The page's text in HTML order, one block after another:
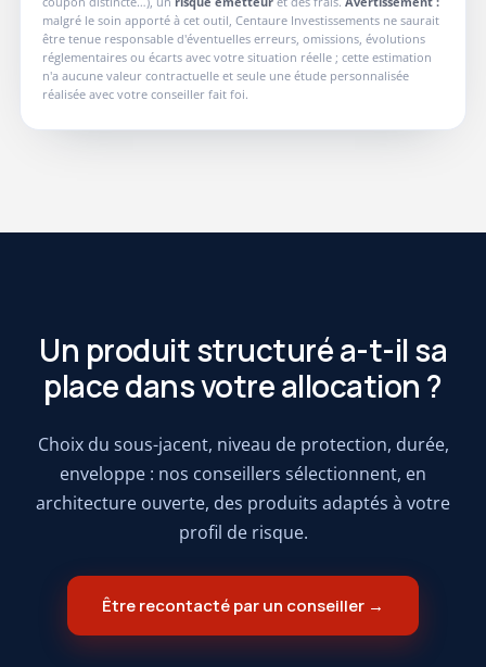
malgré le soin apporté à cet outil, Centaure Investissements ne saurait
être tenue responsable d'éventuelles erreurs, omissions, évolutions
réglementaires ou écarts avec votre situation réelle ; cette estimation
n'a aucune valeur contractuelle et seule une étude personnalisée
réalisée avec votre conseiller fait foi.
Un produit structuré a-t-il sa
place dans votre allocation ?
Choix du sous-jacent, niveau de protection, durée,
enveloppe : nos conseillers sélectionnent, en
architecture ouverte, des produits adaptés à votre
profil de risque.
Être recontacté par un conseiller →